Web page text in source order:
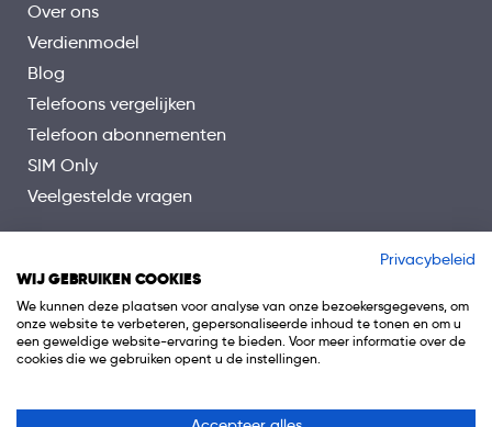
Over ons
Verdienmodel
Blog
Telefoons vergelijken
Telefoon abonnementen
SIM Only
Veelgestelde vragen
Privacybeleid
WIJ GEBRUIKEN COOKIES
We kunnen deze plaatsen voor analyse van onze bezoekersgegevens, om
onze website te verbeteren, gepersonaliseerde inhoud te tonen en om u
een geweldige website-ervaring te bieden. Voor meer informatie over de
cookies die we gebruiken opent u de instellingen.